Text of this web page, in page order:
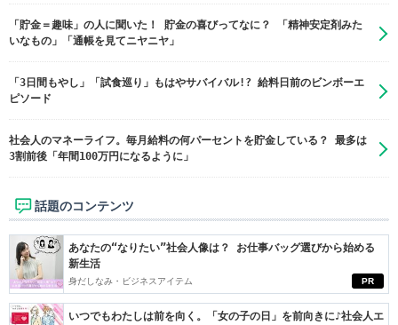
「貯金＝趣味」の人に聞いた！ 貯金の喜びってなに？ 「精神安定剤みた
いなもの」「通帳を見てニヤニヤ」
「3日間もやし」「試食巡り」もはやサバイバル!? 給料日前のビンボーエ
ピソード
社会人のマネーライフ。毎月給料の何パーセントを貯金している？ 最多は
3割前後「年間100万円になるように」
話題のコンテンツ
PR
あなたの“なりたい”社会人像は？ お仕事バッグ選びから始める
新生活
身だしなみ・ビジネスアイテム
いつでもわたしは前を向く。「女の子の日」を前向きに♪社会人エ